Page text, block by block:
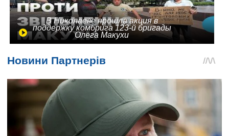
В Николаеве прошла акция в
поддержку комбрига 123-й бригады
Олега Макухи